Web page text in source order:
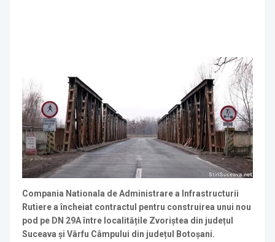
Compania Nationala de Administrare a Infrastructurii
Rutiere a încheiat contractul pentru construirea unui nou
pod pe DN 29A între localitățile Zvoriștea din județul
Suceava și Vârfu Câmpului din județul Botoșani.